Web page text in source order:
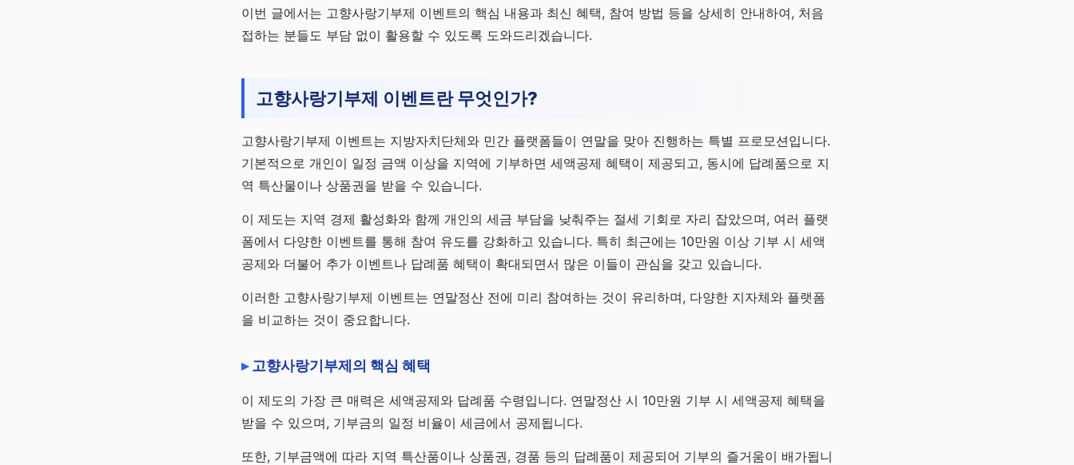
채널 바로가기
이번 글에서는 고향사랑기부제 이벤트의 핵심 내용과 최신 혜택, 참여 방법 등을 상세히 안내하여, 처음
접하는 분들도 부담 없이 활용할 수 있도록 도와드리겠습니다.
고향사랑기부제 이벤트란 무엇인가?
고향사랑기부제 이벤트는 지방자치단체와 민간 플랫폼들이 연말을 맞아 진행하는 특별 프로모션입니다.
기본적으로 개인이 일정 금액 이상을 지역에 기부하면 세액공제 혜택이 제공되고, 동시에 답례품으로 지
역 특산물이나 상품권을 받을 수 있습니다.
이 제도는 지역 경제 활성화와 함께 개인의 세금 부담을 낮춰주는 절세 기회로 자리 잡았으며, 여러 플랫
폼에서 다양한 이벤트를 통해 참여 유도를 강화하고 있습니다. 특히 최근에는 10만원 이상 기부 시 세액
공제와 더불어 추가 이벤트나 답례품 혜택이 확대되면서 많은 이들이 관심을 갖고 있습니다.
이러한 고향사랑기부제 이벤트는 연말정산 전에 미리 참여하는 것이 유리하며, 다양한 지자체와 플랫폼
을 비교하는 것이 중요합니다.
고향사랑기부제의 핵심 혜택
이 제도의 가장 큰 매력은 세액공제와 답례품 수령입니다. 연말정산 시 10만원 기부 시 세액공제 혜택을
받을 수 있으며, 기부금의 일정 비율이 세금에서 공제됩니다.
또한, 기부금액에 따라 지역 특산품이나 상품권, 경품 등의 답례품이 제공되어 기부의 즐거움이 배가됩니